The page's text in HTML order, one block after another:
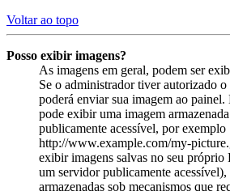
Voltar ao topo
Posso exibir imagens?
As imagens em geral, podem ser
Se o administrador tiver autorizado
poderá enviar sua imagem ao
pode exibir uma imagem
publicamente acessível, por exemplo
http://www.example.com/my-
exibir imagens salvas no seu próprio
um servidor publicamente acessível),
armazenadas sob mecanismos que